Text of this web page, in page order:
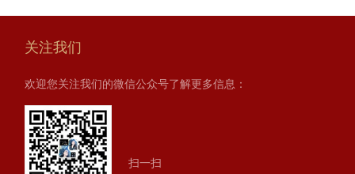
关注我们
欢迎您关注我们的微信公众号了解更多信息：
扫一扫